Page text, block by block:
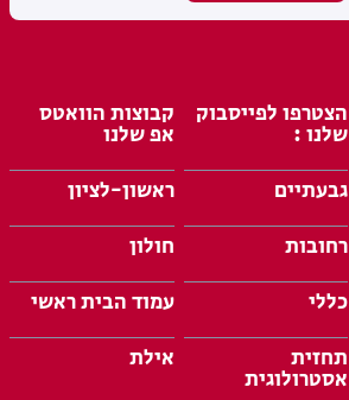
הצטרפו לפייסבוק
שלנו :
קבוצות הוואטס
אפ שלנו
גבעתיים
ראשון-לציון
רחובות
חולון
כללי
עמוד הבית ראשי
תחזית
אסטרולוגית
אילת